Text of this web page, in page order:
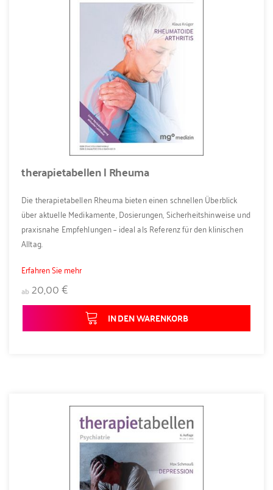
therapietabellen | Rheuma
Die therapietabellen Rheuma bieten einen schnellen Überblick
über aktuelle Medikamente, Dosierungen, Sicherheitshinweise und
praxisnahe Empfehlungen – ideal als Referenz für den klinischen
Alltag.
Erfahren Sie mehr
ab20,00 €
IN DEN WARENKORB